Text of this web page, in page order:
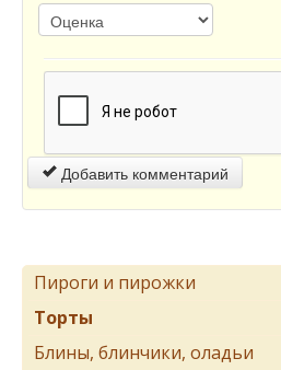
Добавить комментарий
Пироги и пирожки
Торты
Блины, блинчики, оладьи